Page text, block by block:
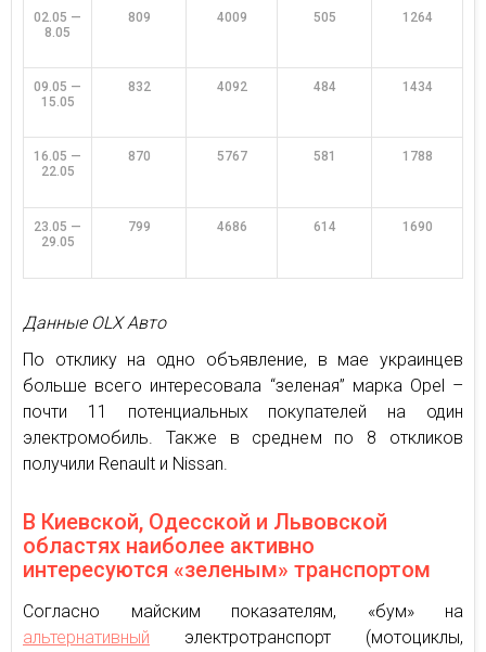
02.05 —
8.05
809 4009 505 1264
09.05 —
15.05
832 4092 484 1434
16.05 —
22.05
870 5767 581 1788
23.05 —
29.05
799 4686 614 1690
Данные OLX Авто
По отклику на одно объявление, в мае украинцев
больше всего интересовала “зеленая” марка Opel –
почти 11 потенциальных покупателей на один
электромобиль. Также в среднем по 8 откликов
получили Renault и Nissan.
В Киевской, Одесской и Львовской
областях наиболее активно
интересуются «зеленым» транспортом
Согласно майским показателям, «бум» на
альтернативный электротранспорт (мотоциклы,